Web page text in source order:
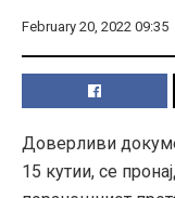
February 20, 2022 09:35
Доверливи
15 кутии, се